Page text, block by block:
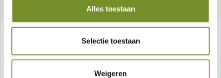
Alles toestaan
Selectie toestaan
Weigeren
Gartenhaus Hendrick